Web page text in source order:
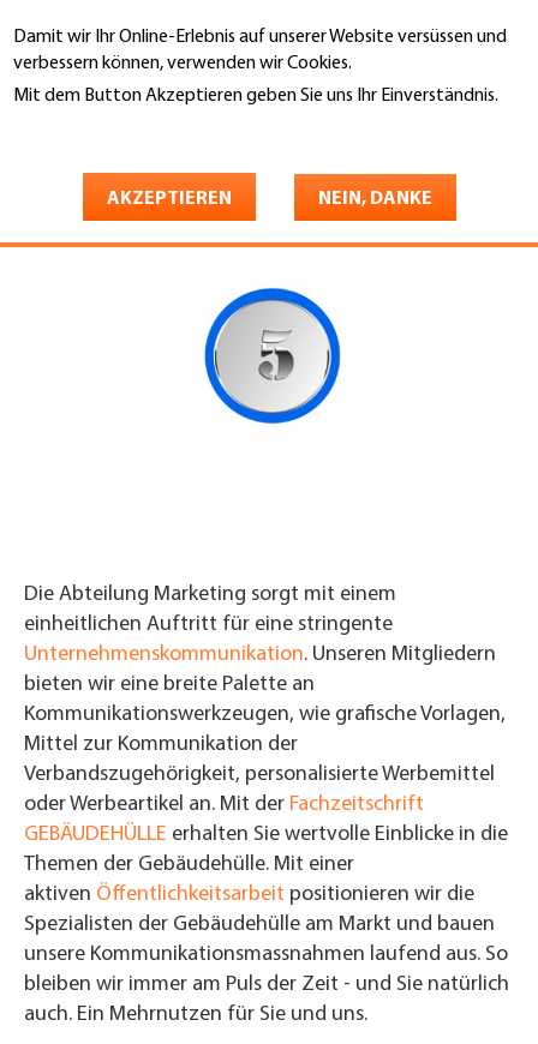
Damit wir Ihr Online-Erlebnis auf unserer Website versüssen und
verbessern können, verwenden wir Cookies.
Mit dem Button Akzeptieren geben Sie uns Ihr Einverständnis.
AKZEPTIEREN NEIN, DANKE
zum
Inhalt
Kommunikation
Die Abteilung Marketing sorgt mit einem
einheitlichen Auftritt für eine stringente
Unternehmenskommunikation. Unseren Mitgliedern
bieten wir eine breite Palette an
Kommunikationswerkzeugen, wie grafische Vorlagen,
Mittel zur Kommunikation der
Verbandszugehörigkeit, personalisierte Werbemittel
oder Werbeartikel an. Mit der Fachzeitschrift
GEBÄUDEHÜLLE erhalten Sie wertvolle Einblicke in die
Themen der Gebäudehülle. Mit einer
aktiven Öffentlichkeitsarbeit positionieren wir die
Spezialisten der Gebäudehülle am Markt und bauen
unsere Kommunikationsmassnahmen laufend aus. So
bleiben wir immer am Puls der Zeit - und Sie natürlich
auch. Ein Mehrnutzen für Sie und uns.